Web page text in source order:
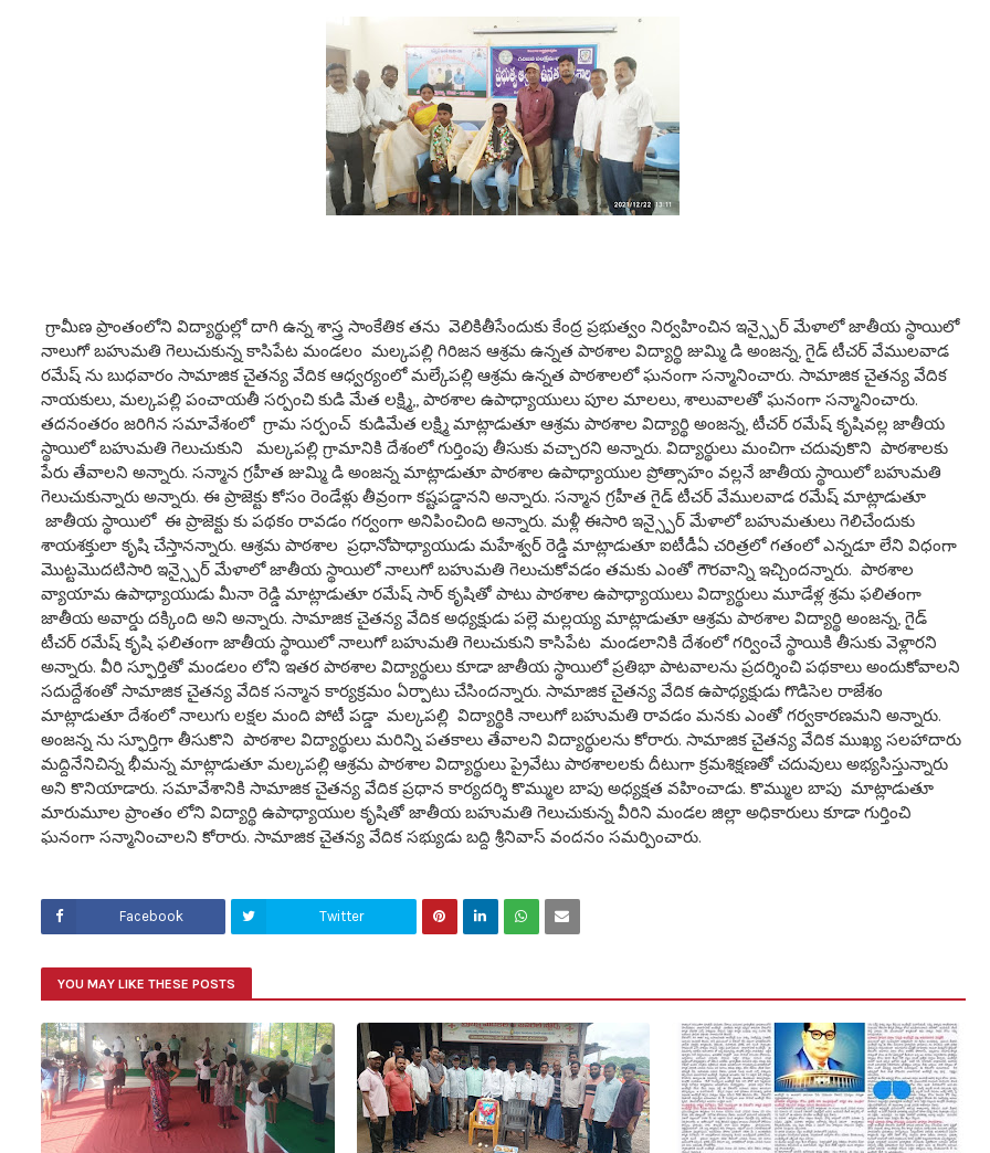
గ్రామీణ ప్రాంతంలోని విద్యార్థుల్లో దాగి ఉన్న శాస్త్ర సాంకేతిక తను వెలికితీసేందుకు కేంద్ర ప్రభుత్వం నిర్వహించిన ఇన్స్పైర్ మేళాలో జాతీయ స్థాయిలో
నాలుగో బహుమతి గెలుచుకున్న కాసిపేట మండలం మల్కపల్లి గిరిజన ఆశ్రమ ఉన్నత పాఠశాల విద్యార్థి జుమ్మి డి అంజన్న, గైడ్ టీచర్ వేములవాడ
రమేష్ ను బుధవారం సామాజిక చైతన్య వేదిక ఆధ్వర్యంలో మల్కేపల్లి ఆశ్రమ ఉన్నత పాఠశాలలో ఘనంగా సన్మానించారు. సామాజిక చైతన్య వేదిక
నాయకులు, మల్కపల్లి పంచాయతీ సర్పంచి కుడి మేత లక్ష్మి,, పాఠశాల ఉపాధ్యాయులు పూల మాలలు, శాలువాలతో ఘనంగా సన్మానించారు.
తదనంతరం జరిగిన సమావేశంలో గ్రామ సర్పంచ్ కుడిమేత లక్ష్మి మాట్లాడుతూ ఆశ్రమ పాఠశాల విద్యార్థి అంజన్న, టీచర్ రమేష్ కృషివల్ల జాతీయ
స్థాయిలో బహుమతి గెలుచుకుని మల్కపల్లి గ్రామానికి దేశంలో గుర్తింపు తీసుకు వచ్చారని అన్నారు. విద్యార్థులు మంచిగా చదువుకొని పాఠశాలకు
పేరు తేవాలని అన్నారు. సన్మాన గ్రహీత జుమ్మి డి అంజన్న మాట్లాడుతూ పాఠశాల ఉపాధ్యాయుల ప్రోత్సాహం వల్లనే జాతీయ స్థాయిలో బహుమతి
గెలుచుకున్నారు అన్నారు. ఈ ప్రాజెక్టు కోసం రెండేళ్లు తీవ్రంగా కష్టపడ్డానని అన్నారు. సన్మాన గ్రహీత గైడ్ టీచర్ వేములవాడ రమేష్ మాట్లాడుతూ
జాతీయ స్థాయిలో ఈ ప్రాజెక్టు కు పథకం రావడం గర్వంగా అనిపించింది అన్నారు. మళ్లీ ఈసారి ఇన్స్పైర్ మేళాలో బహుమతులు గెలిచేందుకు
శాయశక్తులా కృషి చేస్తానన్నారు. ఆశ్రమ పాఠశాల ప్రధానోపాధ్యాయుడు మహేశ్వర్ రెడ్డి మాట్లాడుతూ ఐటీడీఏ చరిత్రలో గతంలో ఎన్నడూ లేని విధంగా
మొట్టమొదటిసారి ఇన్స్పైర్ మేళాలో జాతీయ స్థాయిలో నాలుగో బహుమతి గెలుచుకోవడం తమకు ఎంతో గౌరవాన్ని ఇచ్చిందన్నారు. పాఠశాల
వ్యాయామ ఉపాధ్యాయుడు మీనా రెడ్డి మాట్లాడుతూ రమేష్ సార్ కృషితో పాటు పాఠశాల ఉపాధ్యాయులు విద్యార్థులు మూడేళ్ల శ్రమ ఫలితంగా
జాతీయ అవార్డు దక్కింది అని అన్నారు. సామాజిక చైతన్య వేదిక అధ్యక్షుడు పల్లె మల్లయ్య మాట్లాడుతూ ఆశ్రమ పాఠశాల విద్యార్థి అంజన్న, గైడ్
టీచర్ రమేష్ కృషి ఫలితంగా జాతీయ స్థాయిలో నాలుగో బహుమతి గెలుచుకుని కాసిపేట మండలానికి దేశంలో గర్వించే స్థాయికి తీసుకు వెళ్లారని
అన్నారు. వీరి స్ఫూర్తితో మండలం లోని ఇతర పాఠశాల విద్యార్థులు కూడా జాతీయ స్థాయిలో ప్రతిభా పాటవాలను ప్రదర్శించి పథకాలు అందుకోవాలని
సదుద్దేశంతో సామాజిక చైతన్య వేదిక సన్మాన కార్యక్రమం ఏర్పాటు చేసిందన్నారు. సామాజిక చైతన్య వేదిక ఉపాధ్యక్షుడు గొడిసెల రాజేశం
మాట్లాడుతూ దేశంలో నాలుగు లక్షల మంది పోటీ పడ్డా మల్కపల్లి విద్యార్థికి నాలుగో బహుమతి రావడం మనకు ఎంతో గర్వకారణమని అన్నారు.
అంజన్న ను స్ఫూర్తిగా తీసుకొని పాఠశాల విద్యార్థులు మరిన్ని పతకాలు తేవాలని విద్యార్థులను కోరారు. సామాజిక చైతన్య వేదిక ముఖ్య సలహాదారు
మద్దినేనిచిన్న భీమన్న మాట్లాడుతూ మల్కపల్లి ఆశ్రమ పాఠశాల విద్యార్థులు ప్రైవేటు పాఠశాలలకు దీటుగా క్రమశిక్షణతో చదువులు అభ్యసిస్తున్నారు
అని కొనియాడారు. సమావేశానికి సామాజిక చైతన్య వేదిక ప్రధాన కార్యదర్శి కొమ్ముల బాపు అధ్యక్షత వహించాడు. కొమ్ముల బాపు మాట్లాడుతూ
మారుమూల ప్రాంతం లోని విద్యార్థి ఉపాధ్యాయుల కృషితో జాతీయ బహుమతి గెలుచుకున్న వీరిని మండల జిల్లా అధికారులు కూడా గుర్తించి
ఘనంగా సన్మానించాలని కోరారు. సామాజిక చైతన్య వేదిక సభ్యుడు బద్ది శ్రీనివాస్ వందనం సమర్పించారు.
Facebook Twitter
YOU MAY LIKE THESE POSTS